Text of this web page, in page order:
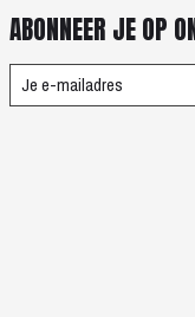
ABONNEER JE OP